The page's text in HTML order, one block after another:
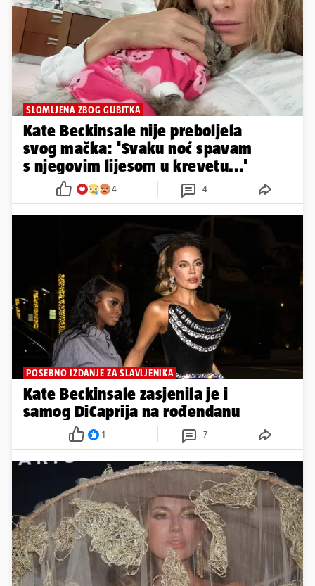
SLOMLJENA ZBOG GUBITKA
Kate Beckinsale nije preboljela
svog mačka: 'Svaku noć spavam
s njegovim lijesom u krevetu...'
4 4
POSEBNO IZDANJE ZA SLAVLJENIKA
Kate Beckinsale zasjenila je i
samog DiCaprija na rođendanu
1 7